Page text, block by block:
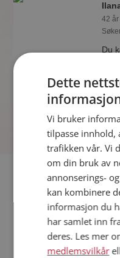
42
Du
bli
Fler single
Flere singlekvinner fra
Menn fra Sortland
Date kvinner i Norge
Date menn i Norge
Dette
Vi bruker
tilpasse innhold,
trafikken vår. Vi
om din bruk av
annonserings-
kan kombinere
informasjon du
har samlet inn
deres. Les mer
medlemsvilkår